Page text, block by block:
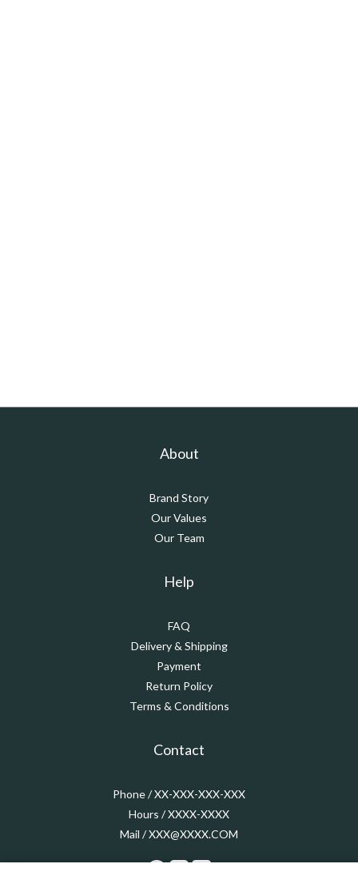
About
Brand Story
Our Values
Our Team
Help
FAQ
Delivery & Shipping
Payment
Return Policy
Terms & Conditions
Contact
Phone / XX-XXX-XXX-XXX
Hours / XXXX-XXXX
Mail / XXX@XXXX.COM